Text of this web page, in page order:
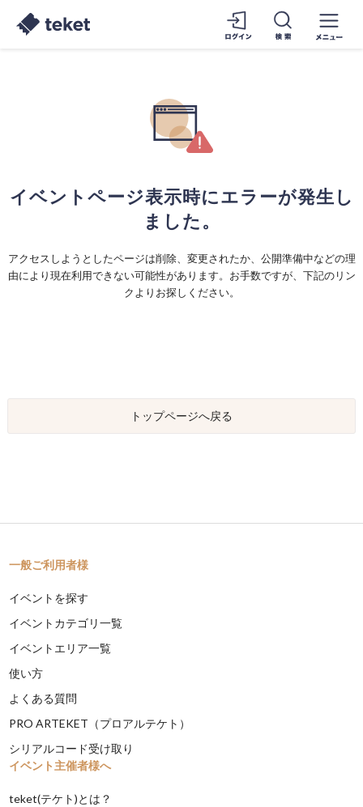
イベントページ表示時にエラーが発生し
ました。
アクセスしようとしたページは削除、変更されたか、公開準備中などの理
由により現在利用できない可能性があります。お手数ですが、下記のリン
クよりお探しください。
トップページへ戻る
一般ご利用者様
イベントを探す
イベントカテゴリ一覧
イベントエリア一覧
使い方
よくある質問
PRO ARTEKET（プロアルテケト）
シリアルコード受け取り
イベント主催者様へ
teket(テケト)とは？